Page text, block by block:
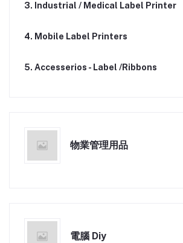
3. Industrial / Medical Label Printer
4. Mobile Label Printers
5. Accesserios - Label /Ribbons
物業管理用品
電腦 Diy